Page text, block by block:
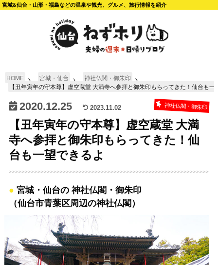
宮城&仙台・山形・福島などの温泉や観光、グルメ、旅行情報を紹介
HOME 宮城・仙台
神社仏閣・御朱印
【丑年寅年の守本尊】虚空蔵堂 大満寺へ参拝と御朱印もらってきた！仙台も一
2020.12.25 2023.11.02 神社仏閣・御朱印
【丑年寅年の守本尊】虚空蔵堂 大満
寺へ参拝と御朱印もらってきた！仙
台も一望できるよ
宮城・仙台の 神社仏閣・御朱印
（仙台市青葉区周辺の神社仏閣）